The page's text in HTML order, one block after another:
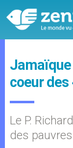
Jamaïque
coeur des
Le P.
des pauvres